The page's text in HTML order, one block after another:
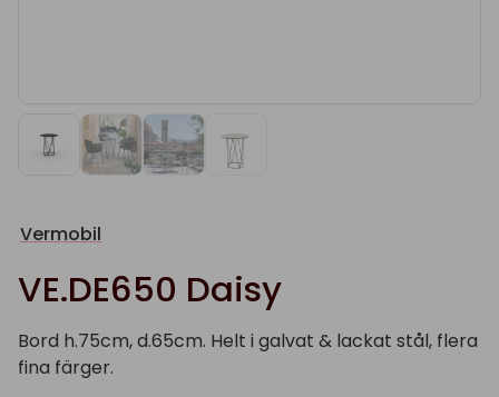
Vermobil
VE.DE650 Daisy
Bord h.75cm, d.65cm. Helt i galvat & lackat stål, flera
fina färger.